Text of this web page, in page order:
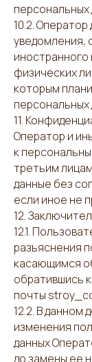
персональных
10.2.
уведомления,
иностранного
физических
которым
11.
Оператор и
к
третьим
данные без
если иное не
12.
12.1.
разъяснения
касающимся
обратившись
почты
12.2. В
изменения
данных
до замены ее